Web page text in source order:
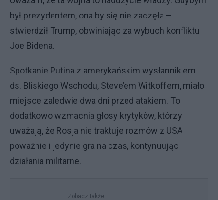
był prezydentem, ona by się nie zaczęła –
stwierdził Trump, obwiniając za wybuch konfliktu
Joe Bidena.
Spotkanie Putina z amerykańskim wysłannikiem
ds. Bliskiego Wschodu, Steve’em Witkoffem, miało
miejsce zaledwie dwa dni przed atakiem. To
dodatkowo wzmacnia głosy krytyków, którzy
uważają, że Rosja nie traktuje rozmów z USA
poważnie i jedynie gra na czas, kontynuując
działania militarne.
Zobacz także